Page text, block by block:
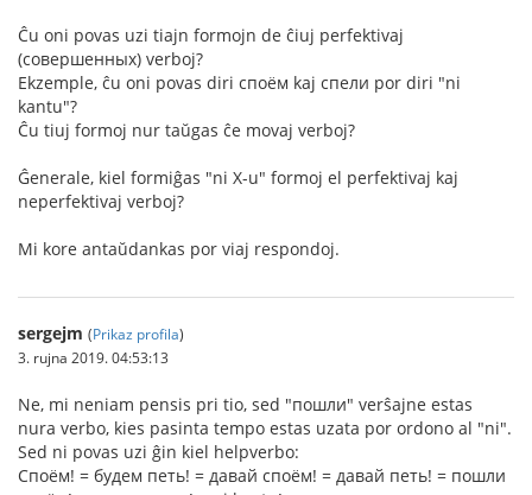
Ĉu oni povas uzi tiajn formojn de ĉiuj perfektivaj
(совершенных) verboj?
Ekzemple, ĉu oni povas diri споём kaj спели por diri "ni
kantu"?
Ĉu tiuj formoj nur taŭgas ĉe movaj verboj?
Ĝenerale, kiel formiĝas "ni X-u" formoj el perfektivaj kaj
neperfektivaj verboj?
Mi kore antaŭdankas por viaj respondoj.
sergejm (Prikaz profila)
3. rujna 2019. 04:53:13
Ne, mi neniam pensis pri tio, sed "пошли" verŝajne estas
nura verbo, kies pasinta tempo estas uzata por ordono al "ni".
Sed ni povas uzi ĝin kiel helpverbo:
Споём! = будем петь! = давай споём! = давай петь! = пошли